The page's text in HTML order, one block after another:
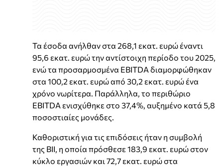
Τα έσοδα ανήλθαν στα 268,1 εκατ. ευρώ έναντι
95,6 εκατ. ευρώ την αντίστοιχη περίοδο του 2025,
ενώ τα προσαρμοσμένα EBITDA διαμορφώθηκαν
στα 100,2 εκατ. ευρώ από 30,2 εκατ. ευρώ ένα
χρόνο νωρίτερα. Παράλληλα, το περιθώριο
EBITDA ενισχύθηκε στο 37,4%, αυξημένο κατά 5,8
ποσοστιαίες μονάδες.
Καθοριστική για τις επιδόσεις ήταν η συμβολή
της BII, η οποία πρόσθεσε 183,9 εκατ. ευρώ στον
κύκλο εργασιών και 72,7 εκατ. ευρώ στα